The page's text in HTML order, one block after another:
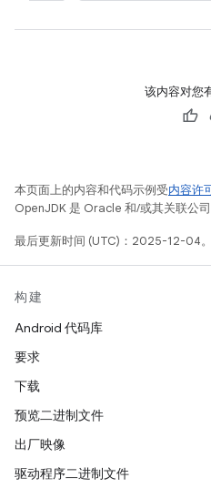
该内容对您
本页面上的内容和代码示例受内容许
OpenJDK 是 Oracle 和/或其关联公司
最后更新时间 (UTC)：2025-12-04。
构建
Android 代码库
要求
下载
预览二进制文件
出厂映像
驱动程序二进制文件